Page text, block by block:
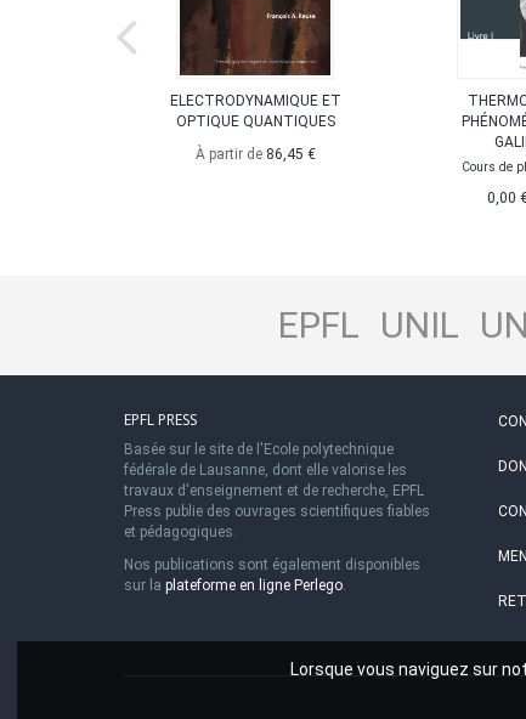
Lorsque vous naviguez sur
ELECTRODYNAMIQUE ET
OPTIQUE QUANTIQUES
À partir de 86,45 €
Cours de
0,00
EPFL UNIL
EPFL PRESS
Basée sur le site de l'Ecole polytechnique
fédérale de Lausanne, dont elle valorise les
travaux d'enseignement et de recherche, EPFL
Press publie des ouvrages scientifiques fiables
et pédagogiques.
Nos publications sont également disponibles
sur la plateforme en ligne Perlego.